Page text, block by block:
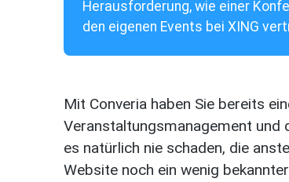
Herausforderung, wie einer
den eigenen Events bei XING
Mit Converia haben Sie bereits
Veranstaltungsmanagement
es natürlich nie schaden, die
Website noch ein wenig